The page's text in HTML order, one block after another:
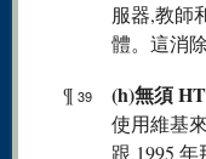
服器,教師
體。這消
¶ 39 (h)無須
使用維基
跟 1995